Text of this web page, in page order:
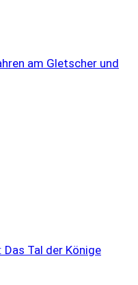
am Gletscher und
Das Tal der Könige